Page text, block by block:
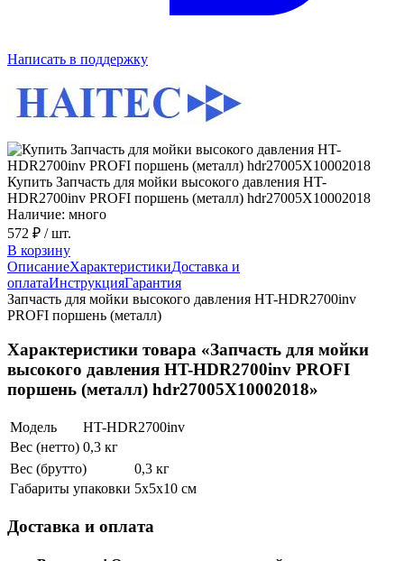
Написать в поддержку
Купить Запчасть для мойки высокого давления HT-
HDR2700inv PROFI поршень (металл) hdr27005X10002018
Наличие: много
572 ₽ / шт.
В корзину
ОписаниеХарактеристикиДоставка и
оплатаИнструкцияГарантия
Запчасть для мойки высокого давления HT-HDR2700inv
PROFI поршень (металл)
Характеристики товара «Запчасть для мойки
высокого давления HT-HDR2700inv PROFI
поршень (металл) hdr27005X10002018»
Модель
HT-HDR2700inv
Вес (нетто) 0,3 кг
Вес (брутто)
0,3 кг
Габариты упаковки 5х5х10 см
Доставка и оплата